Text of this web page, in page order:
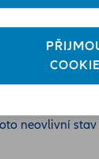
vás k
a pokračovat v
neovlivní